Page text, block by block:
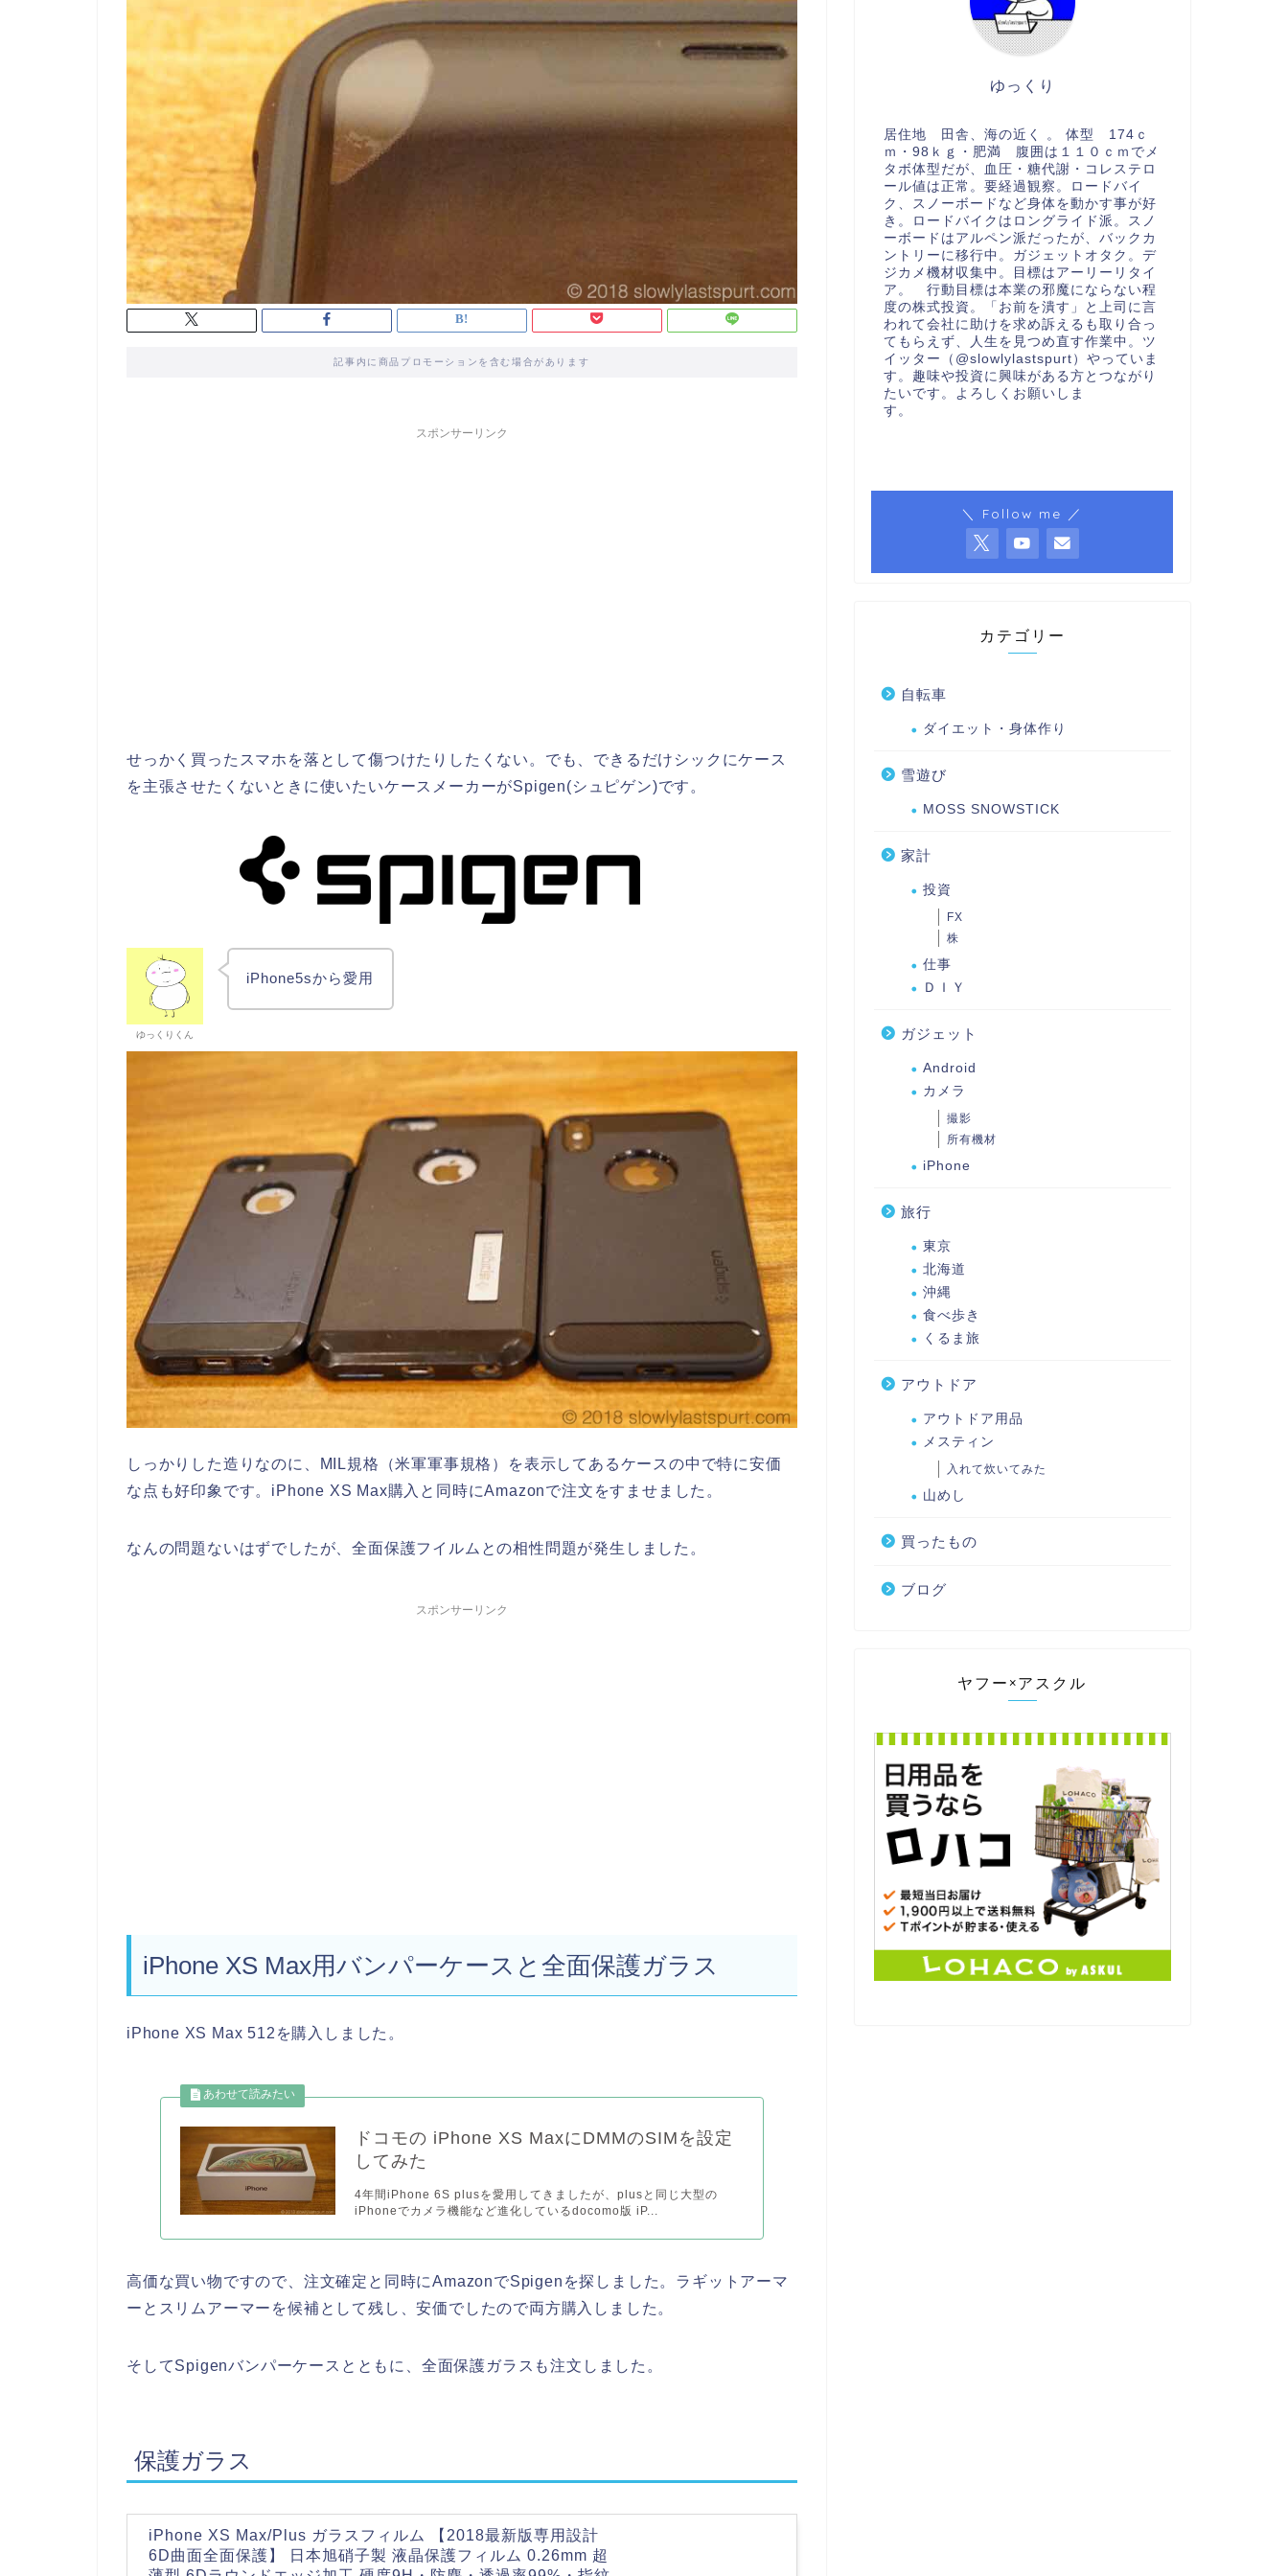
記事内に商品プロモーションを含む場合があります
スポンサーリンク
せっかく買ったスマホを落として傷つけたりしたくない。でも、できるだけシックにケース
を主張させたくないときに使いたいケースメーカーがSpigen(シュピゲン)です。
ゆっくりくん
iPhone5sから愛用
しっかりした造りなのに、MIL規格（米軍軍事規格）を表示してあるケースの中で特に安価
な点も好印象です。iPhone XS Max購入と同時にAmazonで注文をすませました。
なんの問題ないはずでしたが、全面保護フイルムとの相性問題が発生しました。
スポンサーリンク
iPhone XS Max用バンパーケースと全面保護ガラス
iPhone XS Max 512を購入しました。
ドコモの iPhone XS MaxにDMMのSIMを設定
してみた
4年間iPhone 6S plusを愛用してきましたが、plusと同じ大型の
iPhoneでカメラ機能など進化しているdocomo版 iP...
高価な買い物ですので、注文確定と同時にAmazonでSpigenを探しました。ラギットアーマ
ーとスリムアーマーを候補として残し、安価でしたので両方購入しました。
そしてSpigenバンパーケースとともに、全面保護ガラスも注文しました。
保護ガラス
iPhone XS Max/Plus ガラスフィルム 【2018最新版専用設計
6D曲面全面保護】 日本旭硝子製 液晶保護フィルム 0.26mm 超
ゆっくり
居住地 田舎、海の近く 。 体型 174ｃ
ｍ・98ｋｇ・肥満 腹囲は１１０ｃｍでメ
タボ体型だが、血圧・糖代謝・コレステロ
ール値は正常。要経過観察。ロードバイ
ク、スノーボードなど身体を動かす事が好
き。ロードバイクはロングライド派。スノ
ーボードはアルペン派だったが、バックカ
ントリーに移行中。ガジェットオタク。デ
ジカメ機材収集中。目標はアーリーリタイ
ア。 行動目標は本業の邪魔にならない程
度の株式投資。「お前を潰す」と上司に言
われて会社に助けを求め訴えるも取り合っ
てもらえず、人生を見つめ直す作業中。ツ
イッター（@slowlylastspurt）やっていま
す。趣味や投資に興味がある方とつながり
たいです。よろしくお願いしま
す。
＼ Follow me ／
カテゴリー
自転車
ダイエット・身体作り
雪遊び
MOSS SNOWSTICK
家計
投資
FX
株
仕事
ＤＩＹ
ガジェット
Android
カメラ
撮影
所有機材
iPhone
旅行
東京
北海道
沖縄
食べ歩き
くるま旅
アウトドア
アウトドア用品
メスティン
入れて炊いてみた
山めし
買ったもの
ブログ
ヤフー×アスクル